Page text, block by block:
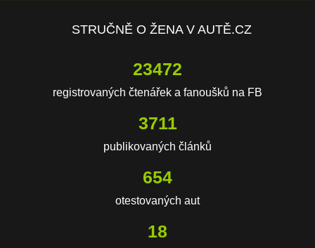
STRUČNĚ O ŽENA V AUTĚ.CZ
23472
registrovaných čtenářek a fanoušků na FB
3711
publikovaných článků
654
otestovaných aut
18